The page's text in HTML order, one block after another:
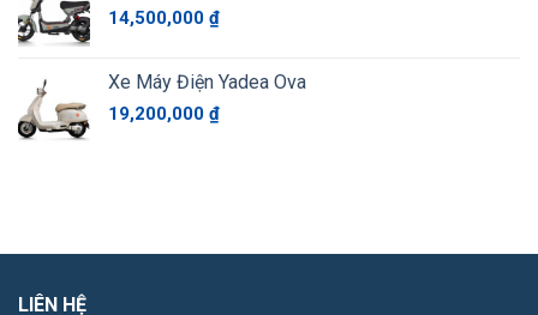
14,500,000 ₫
Xe Máy Điện Yadea Ova
19,200,000 ₫
LIÊN HỆ